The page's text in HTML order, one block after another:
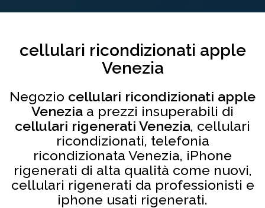
cellulari ricondizionati apple
Venezia
Negozio cellulari ricondizionati apple
Venezia a prezzi insuperabili di
cellulari rigenerati Venezia, cellulari
ricondizionati, telefonia
ricondizionata Venezia, iPhone
rigenerati di alta qualità come nuovi,
cellulari rigenerati da professionisti e
iphone usati rigenerati.